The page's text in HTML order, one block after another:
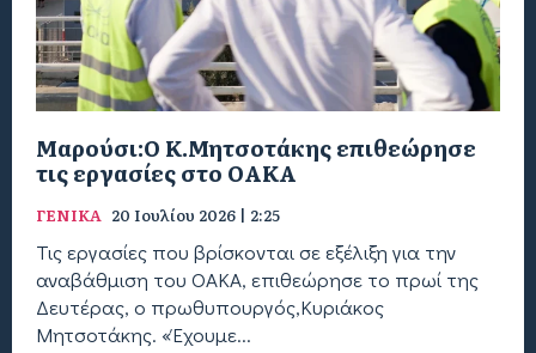
Μαρούσι:Ο Κ.Μητσοτάκης επιθεώρησε
τις εργασίες στο ΟΑΚΑ
ΓΕΝΙΚΑ 20 Ιουλίου 2026 | 2:25
Τις εργασίες που βρίσκονται σε εξέλιξη για την
αναβάθμιση του ΟΑΚΑ, επιθεώρησε το πρωί της
Δευτέρας, ο πρωθυπουργός,Κυριάκος
Μητσοτάκης. «Έχουμε...